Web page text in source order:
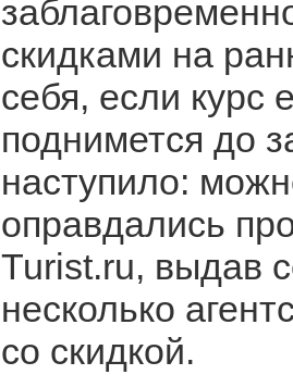
скидками на
себя, если курс
поднимется до
наступило:
оправдались
Turist.ru, выдав
несколько
со скидкой.